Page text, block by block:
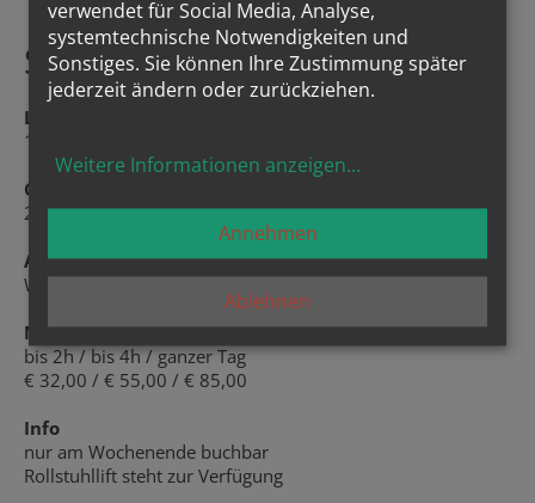
Seminarraum 3 - 8
Lage
1. Stock bzw. 3. Stock
Größe
20 - 25 m²
Ausstattung
W-Lan, Whiteboard, Sessel, Tische
Miete
bis 2h / bis 4h / ganzer Tag
€ 32,00 / € 55,00 / € 85,00
Info
nur am Wochenende buchbar
Rollstuhllift steht zur Verfügung
verwendet für Social Media, Analyse,
systemtechnische Notwendigkeiten und
Sonstiges. Sie können Ihre Zustimmung später
jederzeit ändern oder zurückziehen.
Weitere Informationen anzeigen...
Ablehnen
Annehmen